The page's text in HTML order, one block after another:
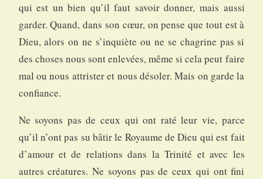
qui est un bien qu’il faut savoir donner, mais aussi
garder. Quand, dans son cœur, on pense que tout est à
Dieu, alors on ne s’inquiète ou ne se chagrine pas si
des choses nous sont enlevées, même si cela peut faire
mal ou nous attrister et nous désoler. Mais on garde la
confiance.
Ne soyons pas de ceux qui ont raté leur vie, parce
qu’il n’ont pas su bâtir le Royaume de Dieu qui est fait
d’amour et de relations dans la Trinité et avec les
autres créatures. Ne soyons pas de ceux qui ont fini